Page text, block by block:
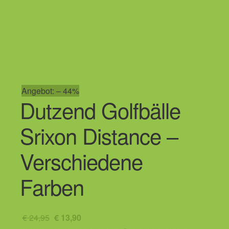
Logo Produkte
Literatur
Angebot: – 44%
Dutzend Golfbälle
Srixon Distance –
Verschiedene
Farben
€24,95 Ursprünglicher
€ 13,90Aktueller